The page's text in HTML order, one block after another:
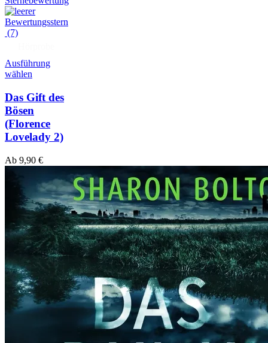
(7)
Ausführung
wählen
Das Gift des
Bösen
(Florence
Lovelady 2)
Ab 9,90 €